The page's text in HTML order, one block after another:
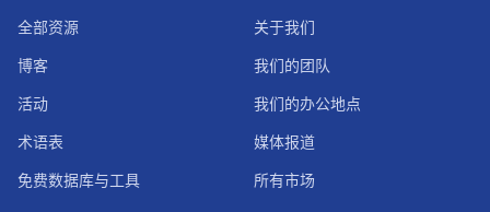
全部资源
博客
活动
术语表
免费数据库与工具
关于我们
我们的团队
我们的办公地点
媒体报道
所有市场